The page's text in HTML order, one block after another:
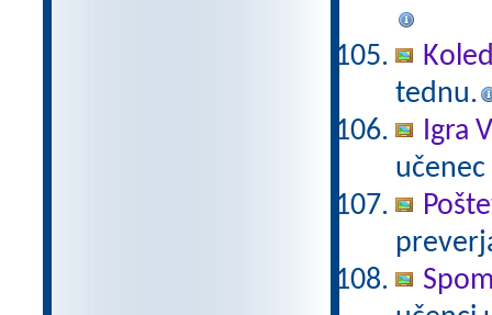
tednu.
Igra
učenec